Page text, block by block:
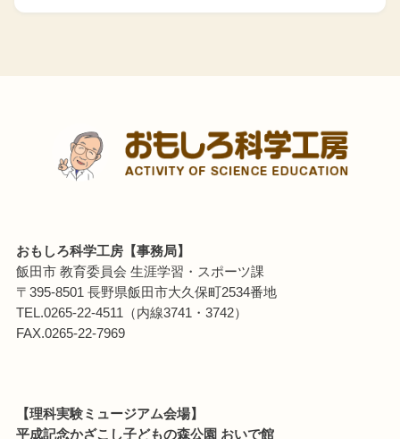
おもしろ科学工房【事務局】
飯田市 教育委員会 生涯学習・スポーツ課
〒395-8501 長野県飯田市大久保町2534番地
TEL.0265-22-4511（内線3741・3742）
FAX.0265-22-7969
【理科実験ミュージアム会場】
平成記念かざこし子どもの森公園 おいで館